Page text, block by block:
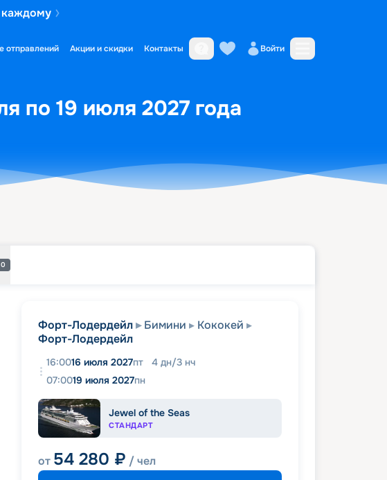
отправлений Акции и скидки Контакты Войти
по 19 июля 2027 года
0
Форт-Лодердейл Бимини
Кококей
Форт-Лодердейл
16:0016 июля 2027пт 4 дн/3 нч
07:0019 июля 2027пн
Jewel of the Seas
СТАНДАРТ
от 54 280 ₽ / чел